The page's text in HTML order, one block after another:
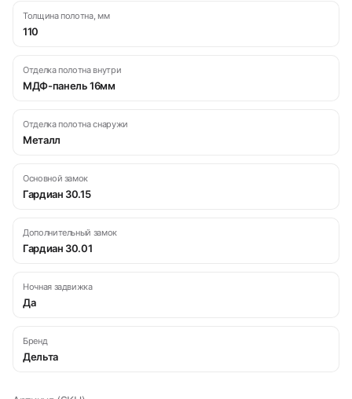
Толщина полотна, мм
110
Отделка полотна внутри
МДФ-панель 16мм
Отделка полотна снаружи
Металл
Основной замок
Гардиан 30.15
Дополнительный замок
Гардиан 30.01
Ночная задвижка
Да
Бренд
Дельта